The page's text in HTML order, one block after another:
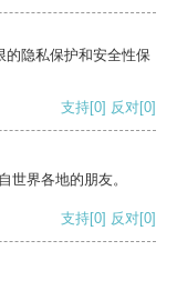
的隐私保护和安全性保
支持[0] 反对[0]
世界各地的朋友。
支持[0] 反对[0]